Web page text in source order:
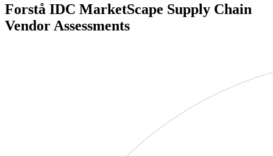
Forstå IDC MarketScape Supply Chain
Vendor Assessments